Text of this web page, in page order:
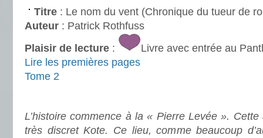
Titre : Le nom du vent (Chronique du tueur de
Auteur : Patrick Rothfuss
Plaisir de lecture :
Livre avec entrée au
Lire les premières pages
Tome 2
L’histoire commence à la « Pierre Levée ».
très discret Kote. Ce lieu, comme beaucoup